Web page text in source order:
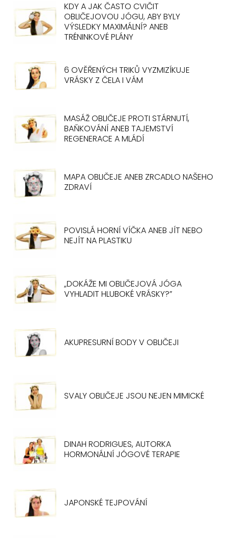
KDY A JAK ČASTO CVIČIT
OBLIČEJOVOU JÓGU, ABY BYLY
VÝSLEDKY MAXIMÁLNÍ? ANEB
TRÉNINKOVÉ PLÁNY
6 OVĚŘENÝCH TRIKŮ VYZMIZÍKUJE
VRÁSKY Z ČELA I VÁM
MASÁŽ OBLIČEJE PROTI STÁRNUTÍ,
BAŇKOVÁNÍ ANEB TAJEMSTVÍ
REGENERACE A MLÁDÍ
MAPA OBLIČEJE ANEB ZRCADLO NAŠEHO
ZDRAVÍ
POVISLÁ HORNÍ VÍČKA ANEB JÍT NEBO
NEJÍT NA PLASTIKU
„DOKÁŽE MI OBLIČEJOVÁ JÓGA
VYHLADIT HLUBOKÉ VRÁSKY?”
AKUPRESURNÍ BODY V OBLIČEJI
SVALY OBLIČEJE JSOU NEJEN MIMICKÉ
DINAH RODRIGUES, AUTORKA
HORMONÁLNÍ JÓGOVÉ TERAPIE
JAPONSKÉ TEJPOVÁNÍ